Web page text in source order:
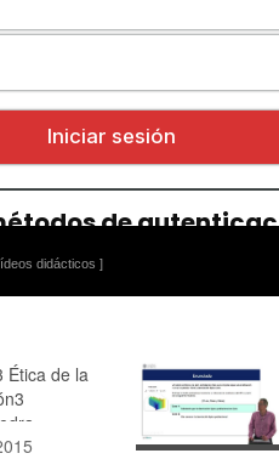
media:
Student
11:55 ·